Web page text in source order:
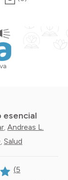
esencial
Andreas L.
Salud
(5